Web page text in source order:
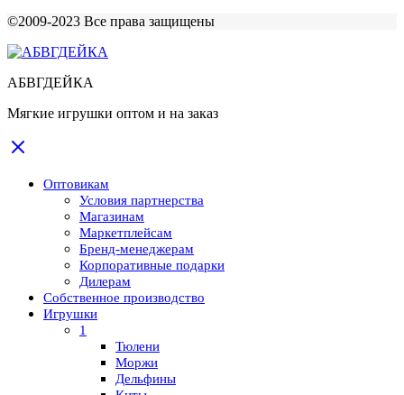
©2009-2023 Все права защищены
АБВГДЕЙКА
Мягкие игрушки оптом и на заказ
Оптовикам
Условия партнерства
Магазинам
Маркетплейсам
Бренд-менеджерам
Корпоративные подарки
Дилерам
Собственное производство
Игрушки
1
Тюлени
Моржи
Дельфины